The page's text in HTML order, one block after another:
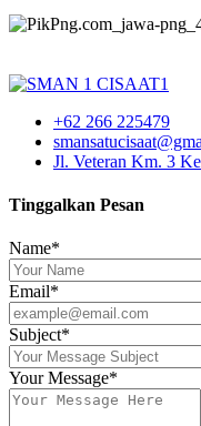
+62 266 225479
Jl. Veteran Km. 3
Tinggalkan Pesan
Name*
Email*
Subject*
Your Message*